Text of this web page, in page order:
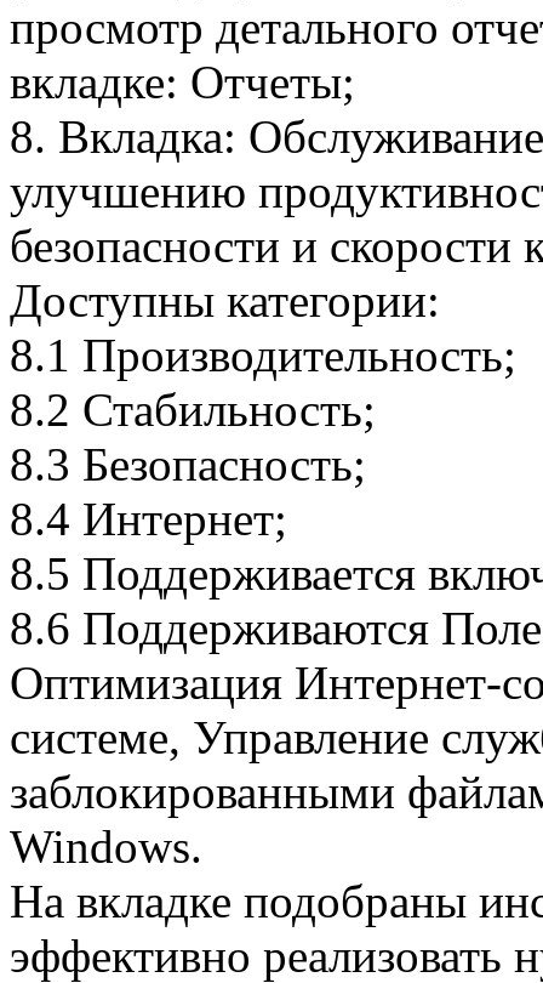
просмотр детального
вкладке: Отчеты;
8. Вкладка:
улучшению
безопасности и
Доступны категории:
8.1 Производительность;
8.2 Стабильность;
8.3 Безопасность;
8.4 Интернет;
8.5 Поддерживается
8.6 Поддерживаются
Оптимизация Интернет-
системе, Управление
заблокированными
Windows.
На вкладке подобраны
эффективно реализовать